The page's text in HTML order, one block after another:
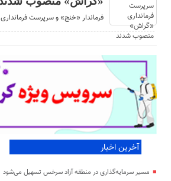
فرماندار «خنج» و سرپرست
آخرین اخبار
مسیر سرمایه‌گذاری در منطقه آزاد سرخس تسهیل می‌شود